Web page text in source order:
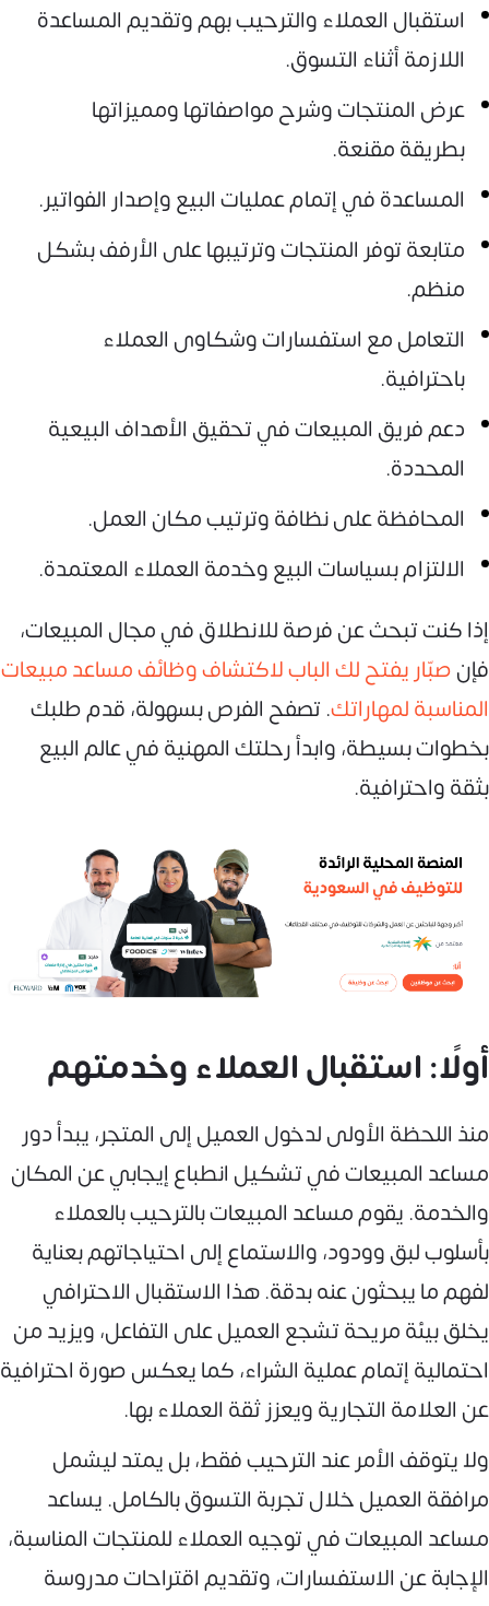
استقبال العملاء والترحيب بهم وتقديم المساعدة
اللازمة أثناء التسوق.
عرض المنتجات وشرح مواصفاتها ومميزاتها
بطريقة مقنعة.
المساعدة في إتمام عمليات البيع وإصدار الفواتير.
متابعة توفر المنتجات وترتيبها على الأرفف بشكل
منظم.
التعامل مع استفسارات وشكاوى العملاء
باحترافية.
دعم فريق المبيعات في تحقيق الأهداف البيعية
المحددة.
المحافظة على نظافة وترتيب مكان العمل.
الالتزام بسياسات البيع وخدمة العملاء المعتمدة.
إذا كنت تبحث عن فرصة للانطلاق في مجال المبيعات،
فإنصبّار يفتح لك الباب لاكتشاف وظائف مساعد مبيعات
المناسبة لمهاراتك. تصفح الفرص بسهولة، قدم طلبك
بخطوات بسيطة، وابدأ رحلتك المهنية في عالم البيع
بثقة واحترافية.
أولًا: استقبال العملاء وخدمتهم
منذ اللحظة الأولى لدخول العميل إلى المتجر، يبدأ دور
مساعد المبيعات في تشكيل انطباع إيجابي عن المكان
والخدمة. يقوم مساعد المبيعات بالترحيب بالعملاء
بأسلوب لبق وودود، والاستماع إلى احتياجاتهم بعناية
لفهم ما يبحثون عنه بدقة. هذا الاستقبال الاحترافي
يخلق بيئة مريحة تشجع العميل على التفاعل، ويزيد من
احتمالية إتمام عملية الشراء، كما يعكس صورة احترافية
عن العلامة التجارية ويعزز ثقة العملاء بها.
ولا يتوقف الأمر عند الترحيب فقط، بل يمتد ليشمل
مرافقة العميل خلال تجربة التسوق بالكامل. يساعد
مساعد المبيعات في توجيه العملاء للمنتجات المناسبة،
الإجابة عن الاستفسارات، وتقديم اقتراحات مدروسة